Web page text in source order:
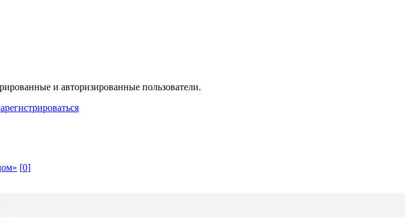
и авторизированные пользователи.
[0]